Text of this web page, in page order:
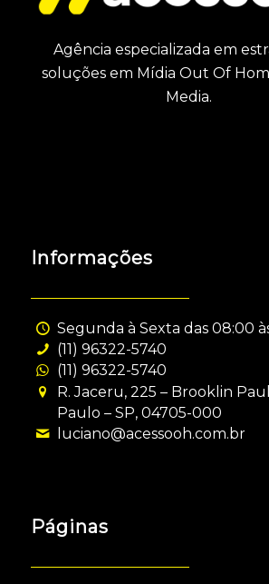
Agência especializada em
soluções em Mídia Out Of
Media.
Informações
Segunda à Sexta das 08:00
(11) 96322-5740
(11) 96322-5740
R. Jaceru, 225 – Brooklin
Paulo – SP, 04705-000
luciano@acessooh.com.br
Páginas